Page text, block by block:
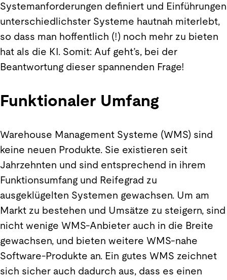
Systemanforderungen definiert und Einführungen
unterschiedlichster Systeme hautnah miterlebt,
so dass man hoffentlich (!) noch mehr zu bieten
hat als die KI. Somit: Auf geht’s, bei der
Beantwortung dieser spannenden Frage!
Funktionaler Umfang
Warehouse Management Systeme (WMS) sind
keine neuen Produkte. Sie existieren seit
Jahrzehnten und sind entsprechend in ihrem
Funktionsumfang und Reifegrad zu
ausgeklügelten Systemen gewachsen. Um am
Markt zu bestehen und Umsätze zu steigern, sind
nicht wenige WMS-Anbieter auch in die Breite
gewachsen, und bieten weitere WMS-nahe
Software-Produkte an. Ein gutes WMS zeichnet
sich sicher auch dadurch aus, dass es einen